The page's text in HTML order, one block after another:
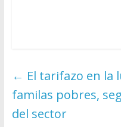
← El tarifazo en la
familas pobres,
del sector